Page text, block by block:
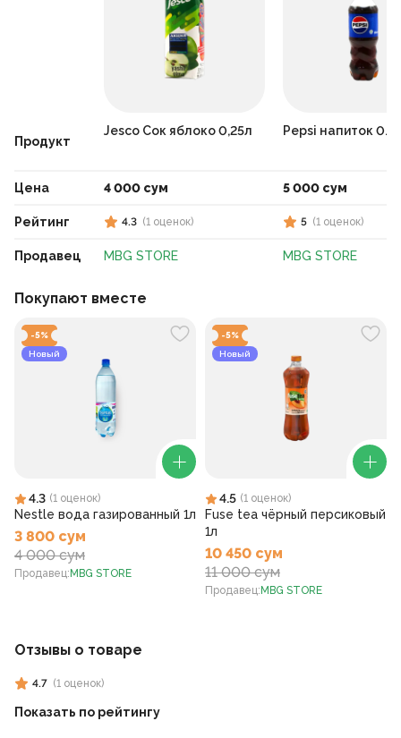
Продукт
Цена
Рейтинг
Продавец
Jesco Cок яблоко 0,25л
4 000 сум
4.3 (1 оценок)
MBG STORE
Pepsi напиток
5 000 сум
5 (1 оценок)
MBG STORE
Покупают вместе
-5%
Новый
4.3 (1 оценок)
Nestle вода газированный 1л
3 800 сум
4 000 сум
Продавец: MBG STORE
-5%
Новый
4.5 (1 оценок)
Fuse tea чёрный персиковый
1л
10 450 сум
11 000 сум
Продавец: MBG STORE
Отзывы о товаре
4.7 (1 оценок)
Показать по рейтингу